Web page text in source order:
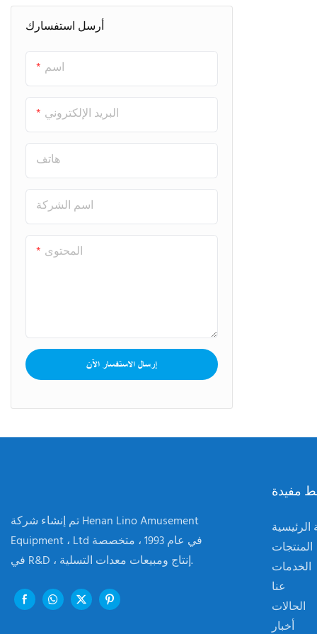
أرسل استفسارك
اسم
البريد الإلكتروني
هاتف
اسم الشركة
المحتوى
إرسال الاستفسار الآن
تم إنشاء شركة Henan Lino Amusement
Equipment ، Ltd في عام 1993 ، متخصصة
في R&D ، إنتاج ومبيعات معدات التسلية.
مفيدة
المنتجات
الخدمات
عنا
الحالات
أخبار